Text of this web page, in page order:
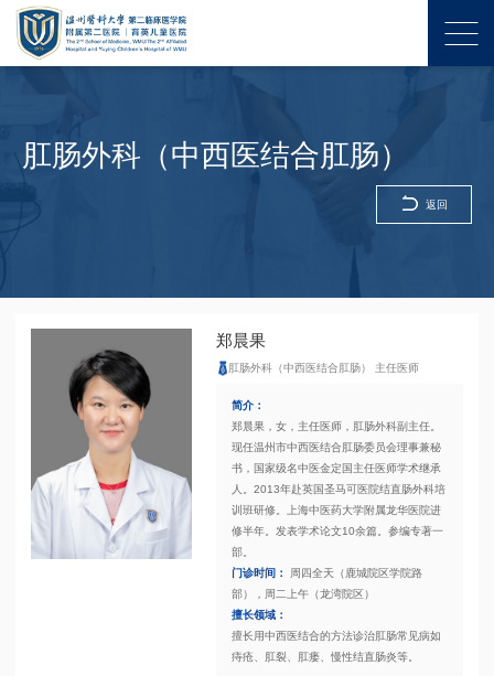
肛肠外科（中西医结合肛肠）
返回
郑晨果
肛肠外科（中西医结合肛肠） 主任医师
简介：
郑晨果，女，主任医师，肛肠外科副主任。
现任温州市中西医结合肛肠委员会理事兼秘
书，国家级名中医金定国主任医师学术继承
人。2013年赴英国圣马可医院结直肠外科培
训班研修。上海中医药大学附属龙华医院进
修半年。发表学术论文10余篇。参编专著一
部。
门诊时间：
周四全天（鹿城院区学院路
部），周二上午（龙湾院区）
擅长领域：
擅长用中西医结合的方法诊治肛肠常见病如
痔疮、肛裂、肛瘘、慢性结直肠炎等。